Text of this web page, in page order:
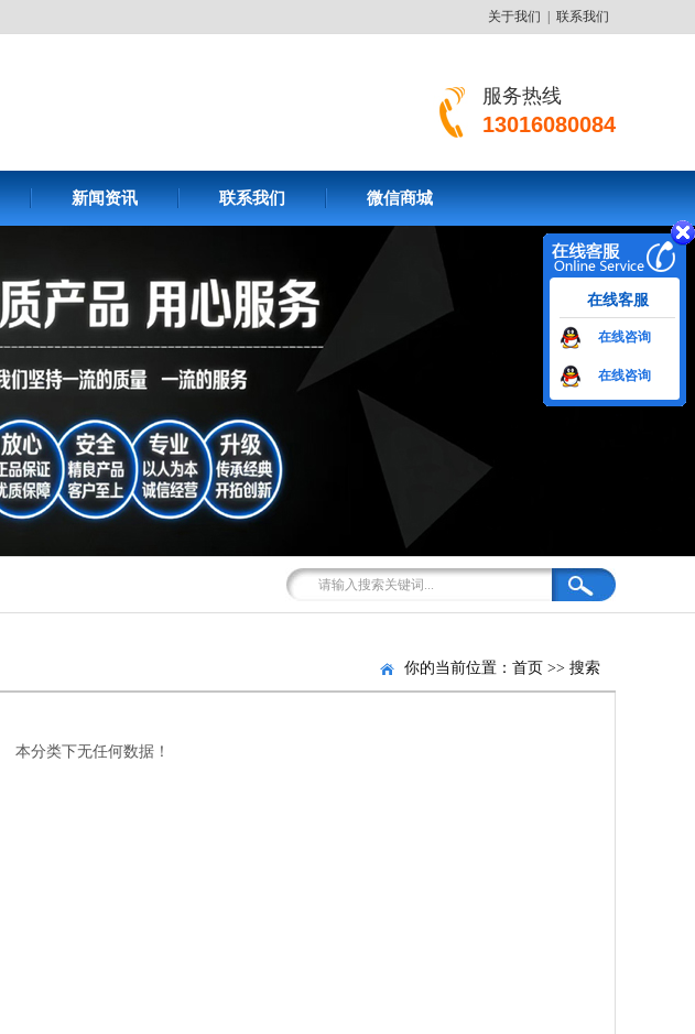
关于我们 联系我们
服务热线
13016080084
新闻资讯 联系我们 微信商城
你的当前位置： 首页 >> 搜索
本分类下无任何数据！
在线客服
在线咨询
在线咨询